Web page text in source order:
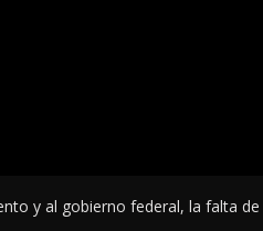
y al gobierno federal, la falta